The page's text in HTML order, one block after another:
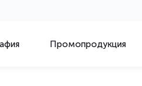
Промопродукция